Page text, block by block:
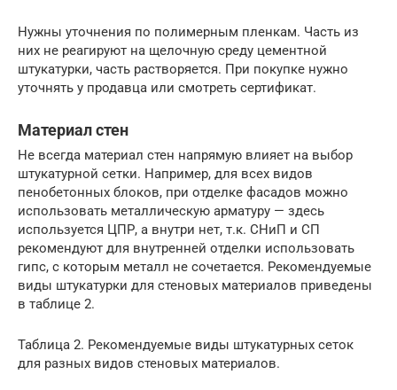
Нужны уточнения по полимерным пленкам. Часть из
них не реагируют на щелочную среду цементной
штукатурки, часть растворяется. При покупке нужно
уточнять у продавца или смотреть сертификат.
Материал стен
Не всегда материал стен напрямую влияет на выбор
штукатурной сетки. Например, для всех видов
пенобетонных блоков, при отделке фасадов можно
использовать металлическую арматуру — здесь
используется ЦПР, а внутри нет, т.к. СНиП и СП
рекомендуют для внутренней отделки использовать
гипс, с которым металл не сочетается. Рекомендуемые
виды штукатурки для стеновых материалов приведены
в таблице 2.
Таблица 2. Рекомендуемые виды штукатурных сеток
для разных видов стеновых материалов.